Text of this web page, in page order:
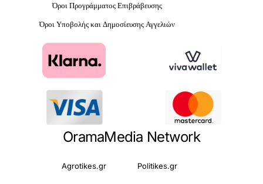
Όροι Προγράμματος Επιβράβευσης
Όροι Υποβολής και Δημοσίευσης Αγγελιών
OramaMedia Network
Agrotikes.gr Politikes.gr